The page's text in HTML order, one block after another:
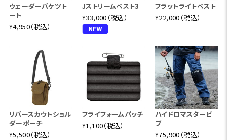
ウェーダーバケツト
ート
¥4,950（税込）
Jストリームベスト3
¥33,000（税込）
フラットライトベスト
¥22,000（税込）
リバースカウトショル
ダーポーチ
¥5,500（税込）
フライフォームパッチ
¥1,100（税込）
ハイドロマスタービ
ブ
¥75,900（税込）